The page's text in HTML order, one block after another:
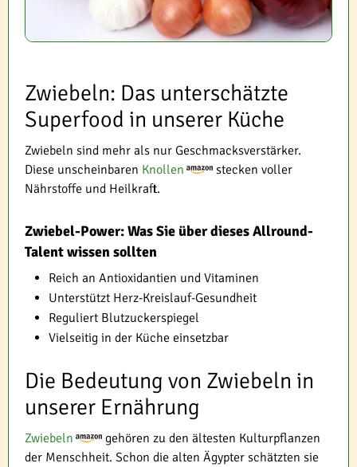
Zwiebeln: Das unterschätzte
Superfood in unserer Küche
Zwiebeln sind mehr als nur Geschmacksverstärker.
Diese unscheinbaren Knollen
stecken voller
Nährstoffe und Heilkraft.
Zwiebel-Power: Was Sie über dieses Allround-
Talent wissen sollten
Reich an Antioxidantien und Vitaminen
Unterstützt Herz-Kreislauf-Gesundheit
Reguliert Blutzuckerspiegel
Vielseitig in der Küche einsetzbar
Die Bedeutung von Zwiebeln in
unserer Ernährung
Zwiebeln
gehören zu den ältesten Kulturpflanzen
der Menschheit. Schon die alten Ägypter schätzten sie